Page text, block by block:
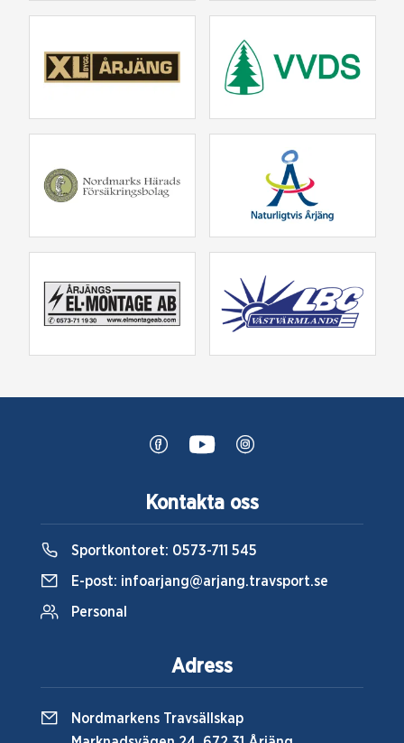
Kontakta oss
Sportkontoret: 0573-711 545
E-post: infoarjang@arjang.travsport.se
Personal
Adress
Nordmarkens Travsällskap